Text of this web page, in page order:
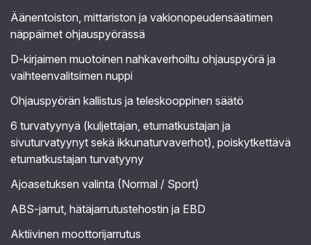
Äänentoiston, mittariston ja vakionopeudensäätimen
näppäimet ohjauspyörässä
D-kirjaimen muotoinen nahkaverhoiltu ohjauspyörä ja
vaihteenvalitsimen nuppi
Ohjauspyörän kallistus ja teleskooppinen säätö
6 turvatyynyä (kuljettajan, etumatkustajan ja
sivuturvatyynyt sekä ikkunaturvaverhot), poiskytkettävä
etumatkustajan turvatyyny
Ajoasetuksen valinta (Normal / Sport)
ABS-jarrut, hätäjarrutustehostin ja EBD
Aktiivinen moottorijarrutus